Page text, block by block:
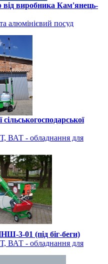
від виробника Кам'янець-
алюмінієвий посуд
- обладнання для
3-01 (під біг-беги)
- обладнання для